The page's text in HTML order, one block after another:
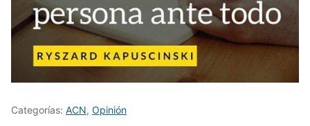
Categorías: ACN, Opinión